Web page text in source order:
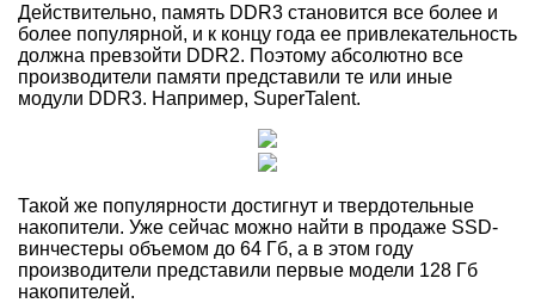
Действительно, память DDR3 становится все более и
более популярной, и к концу года ее привлекательность
должна превзойти DDR2. Поэтому абсолютно все
производители памяти представили те или иные
модули DDR3. Например, SuperTalent.
Такой же популярности достигнут и твердотельные
накопители. Уже сейчас можно найти в продаже SSD-
винчестеры объемом до 64 Гб, а в этом году
производители представили первые модели 128 Гб
накопителей.